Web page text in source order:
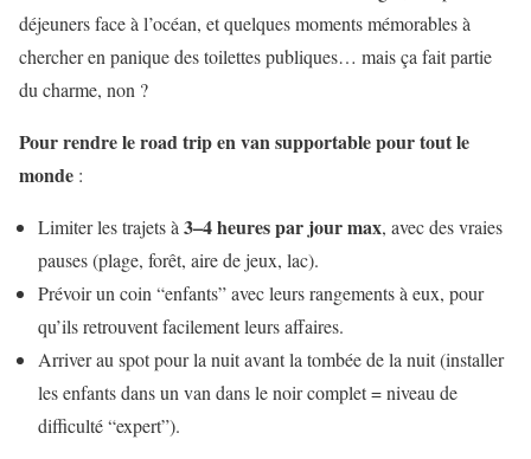
déjeuners face à l’océan, et quelques moments mémorables à
chercher en panique des toilettes publiques… mais ça fait partie
du charme, non ?
Pour rendre le road trip en van supportable pour tout le
monde :
Limiter les trajets à 3–4 heures par jour max, avec des vraies
pauses (plage, forêt, aire de jeux, lac).
Prévoir un coin “enfants” avec leurs rangements à eux, pour
qu’ils retrouvent facilement leurs affaires.
Arriver au spot pour la nuit avant la tombée de la nuit (installer
les enfants dans un van dans le noir complet = niveau de
difficulté “expert”).